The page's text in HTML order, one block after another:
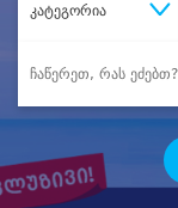
კატეგორია